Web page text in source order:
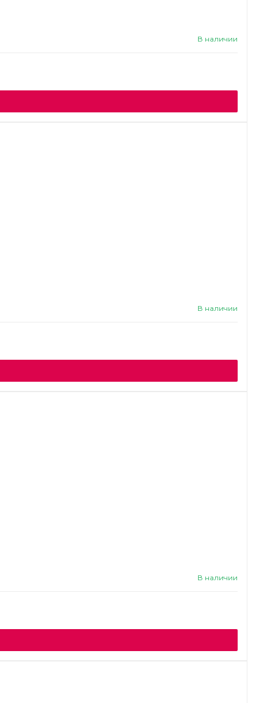
В наличии
В наличии
В наличии